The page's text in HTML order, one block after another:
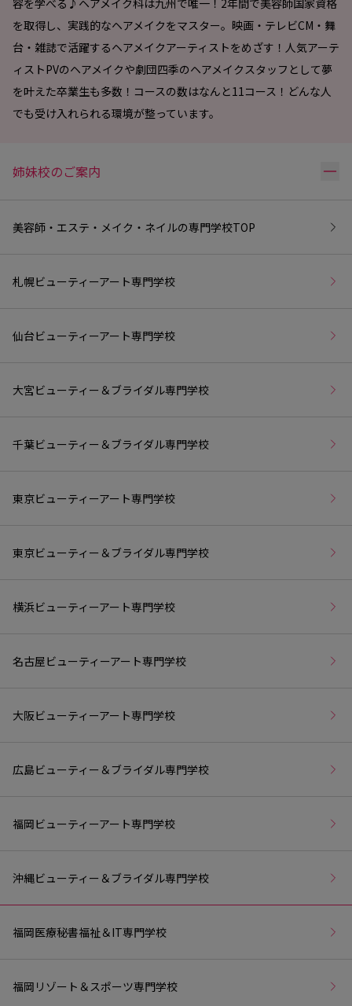
を取得し、実践的なヘアメイクをマスター。映画・テレビCM・舞
台・雑誌で活躍するヘアメイクアーティストをめざす！人気アーテ
ィストPVのヘアメイクや劇団四季のヘアメイクスタッフとして夢
を叶えた卒業生も多数！コースの数はなんと11コース！どんな人
でも受け入れられる環境が整っています。
姉妹校のご案内 リ
美容師・エステ・メイク・ネイルの専門学校TOP
札幌ビューティーアート専門学校
仙台ビューティーアート専門学校
大宮ビューティー＆ブライダル専門学校
千葉ビューティー＆ブライダル専門学校
東京ビューティーアート専門学校
東京ビューティー＆ブライダル専門学校
横浜ビューティーアート専門学校
名古屋ビューティーアート専門学校
大阪ビューティーアート専門学校
広島ビューティー＆ブライダル専門学校
福岡ビューティーアート専門学校
沖縄ビューティー＆ブライダル専門学校
福岡医療秘書福祉＆IT専門学校
福岡リゾート＆スポーツ専門学校